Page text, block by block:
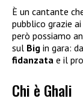
È un cantante
pubblico grazie
però possiamo
sul Big in gara:
fidanzata e il
Chi è Ghali